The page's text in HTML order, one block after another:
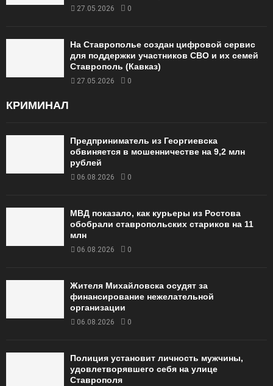
27.05.2026 0
На Ставрополье создан цифровой сервис
для поддержки участников СВО и их семей
Ставрополь (Кавказ)
27.05.2026 0
КРИМИНАЛ
Предприниматель из Георгиевска
обвиняется в мошенничестве на 9,2 млн
рублей
06.08.2026 0
МВД показало, как курьеры из Ростова
обобрали ставропольских стариков на 11
млн
06.08.2026 0
Жителя Михайловска осудят за
финансирование нежелательной
организации
06.08.2026 0
Полиция установит личность мужчины,
удовлетворявшего себя на улице
Ставрополя